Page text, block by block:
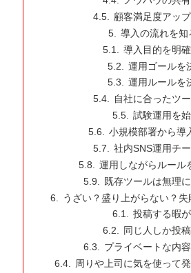
顧客満足度アッ
導入の流れを知
導入目的を明
運用ゴールを
運用ルールを
自社に合ったツ
試験運用を
小規模部署から導
社内SNS運用チ
運用しながらルール
既存ツールは無理
うざい？盛り上がらない？
投稿する暇
同じ人しか投
プライベートな内
周りや上司に気を使って